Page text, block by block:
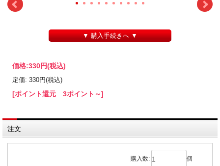
▼ 購入手続きへ ▼
価格:330円(税込)
定価: 330円(税込)
[ポイント還元 3ポイント～]
注文
購入数: 個